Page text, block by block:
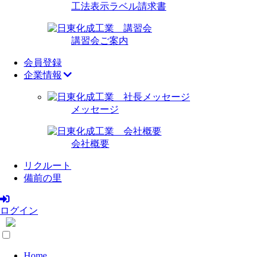
工法表示ラベル請求書
講習会ご案内
会員登録
企業情報
メッセージ
会社概要
リクルート
備前の里
ログイン